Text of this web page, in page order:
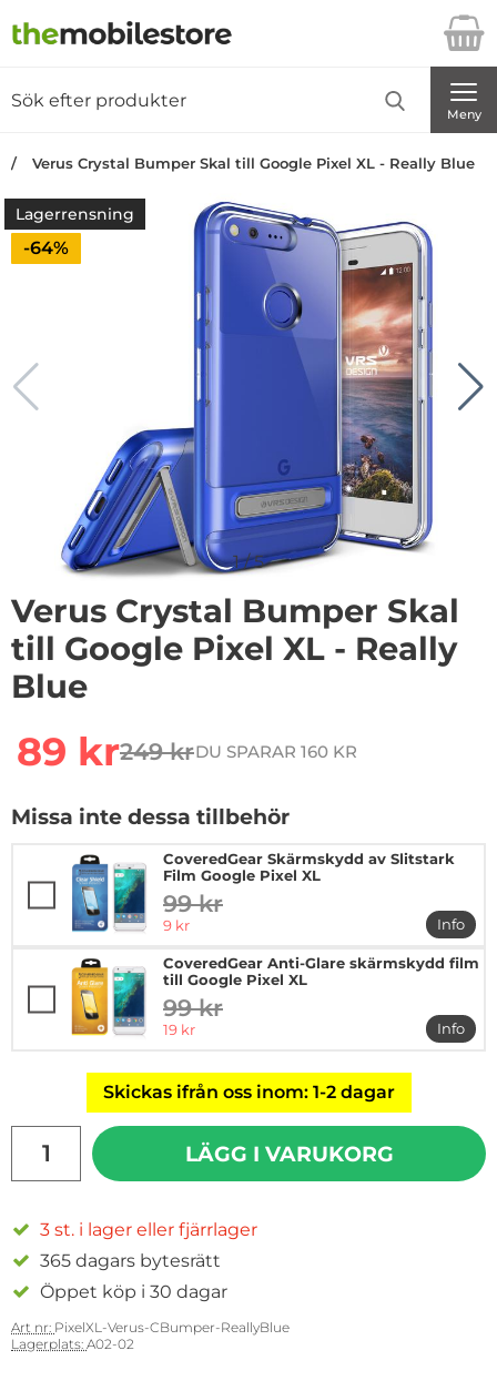
Startsidan för Danira Telecom AB
Meny
Verus Crystal Bumper Skal till Google Pixel XL - Really Blue
Lagerrensning
Priset är nedsatt med
-64%
1/5
Verus Crystal Bumper Skal
till Google Pixel XL - Really
Blue
rea pris
89 krtidigare pris
249 krDU SPARAR 160 KR
Missa inte dessa tillbehör
CoveredGear Skärmskydd av Slitstark
Film Google Pixel XL
tidigare pris
99 kr
rea pris
9 kr
Info
mer
CoveredGear Anti-Glare skärmskydd film
till Google Pixel XL
tidigare pris
99 kr
rea pris
19 kr
Info
mer
Skickas ifrån oss inom: 1-2 dagar
LÄGG I VARUKORG
3 st. i lager eller fjärrlager
365 dagars bytesrätt
Öppet köp i 30 dagar
Art nr: PixelXL-Verus-CBumper-ReallyBlue
Lagerplats: A02-02